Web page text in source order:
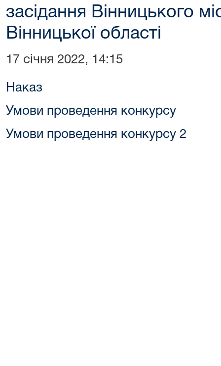
засідання Вінницького
Вінницької області
17 січня 2022, 14:15
Наказ
Умови проведення конкурсу
Умови проведення конкурсу 2